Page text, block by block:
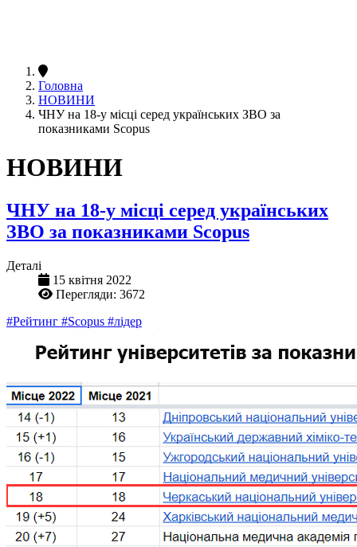
Головна
НОВИНИ
ЧНУ на 18-у місці серед українських ЗВО за
показниками Scopus
НОВИНИ
ЧНУ на 18-у місці серед українських
ЗВО за показниками Scopus
Деталі
15 квітня 2022
Перегляди: 3672
#Рейтинг #Scopus #лідер